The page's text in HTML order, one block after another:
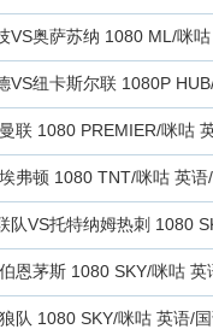
VS奥萨苏纳 1080 ML/咪
VS纽卡斯尔联 1080P
联 1080 PREMIER/咪咕
弗顿 1080 TNT/咪咕 英语
队VS托特纳姆热刺 1080
恩茅斯 1080 SKY/咪咕 英
队 1080 SKY/咪咕 英语/